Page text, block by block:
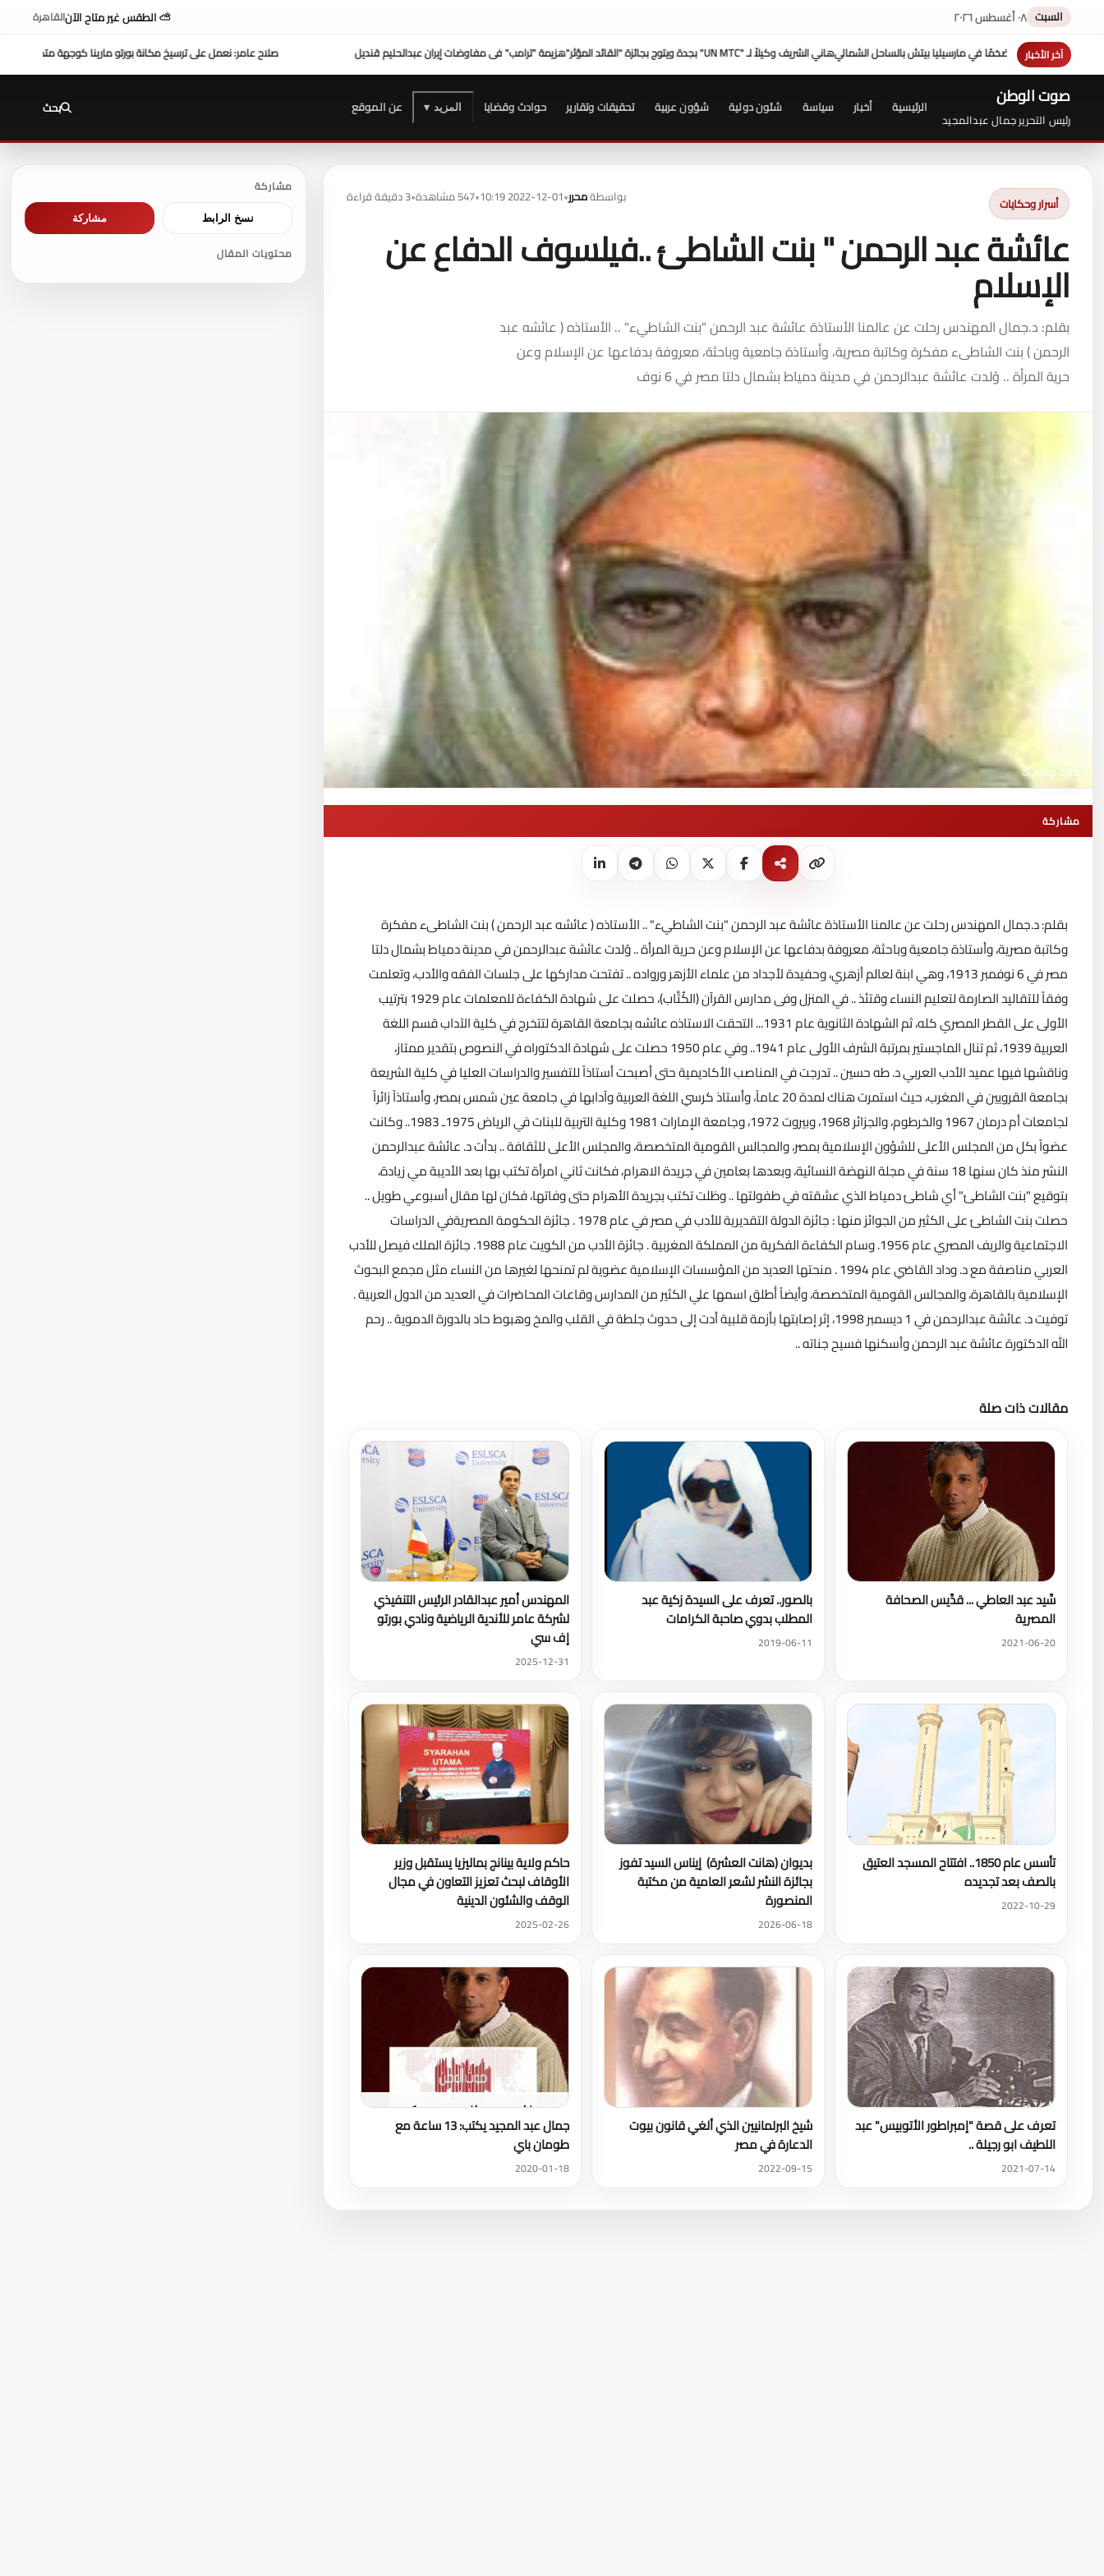
السبت ٠٨ أغسطس ٢٠٢٦ ⛅ الطقس غير متاح الآنالقاهرة
آخر الأخبار
للتيسير علي المواطنين ...وزيرعزاء واجب ..صلاح عامر: نعمل على ترسيخ مكانة بورتو مارينا كوجهة متكاملة لسياحة اليخوت في مصرهزيمة "ترامب" فى مفاوضات إيران عبدالحليم قنديل هاني الشريف وكيلاً لـ "UN MTC" بجدة ويتوج بجائزة "القائد المؤثر"
صوت الوطن
رئيس التحرير جمال عبدالمجيد
الرئيسية أخبار سياسة شئون دولية شؤون عربية تحقيقات وتقارير حوادث وقضايا المزيد ▾ عن الموقع بحث
أسرار وحكايات بواسطةمحرر•
2022-12-01 10:19
•547 مشاهدة •3 دقيقة قراءة
عائشة عبد الرحمن " بنت الشاطئ ..فيلسوف الدفاع عن
الإسلام
بقلم: د.جمال المهندس رحلت عن عالمنا الأستاذة عائشة عبد الرحمن "بنت الشاطيء" .. الأستاذه ( عائشه عبد
الرحمن ) بنت الشاطىء مفكرة وكاتبة مصرية، وأستاذة جامعية وباحثة، معروفة بدفاعها عن الإسلام وعن
حرية المرأة .. وُلدت عائشة عبدالرحمن في مدينة دمياط بشمال دلتا مصر في 6 نوف
صورة توضيحية
مشاركة
بقلم: د.جمال المهندس رحلت عن عالمنا الأستاذة عائشة عبد الرحمن "بنت الشاطيء" .. الأستاذه ( عائشه عبد الرحمن ) بنت الشاطىء مفكرة
وكاتبة مصرية، وأستاذة جامعية وباحثة، معروفة بدفاعها عن الإسلام وعن حرية المرأة .. وُلدت عائشة عبدالرحمن في مدينة دمياط بشمال دلتا
مصر في 6 نوفمبر 1913، وهي ابنة لعالم أزهري، وحفيدة لأجداد من علماء الأزهر ورواده .. تفتحت مداركها على جلسات الفقه والأدب، وتعلمت
وفقاً للتقاليد الصارمة لتعليم النساء وقتئذ .. في المنزل وفى مدارس القرآن (الكٌتَّاب)، حصلت على شهادة الكفاءة للمعلمات عام 1929 بترتيب
الأولى على القطر المصري كله، ثم الشهادة الثانوية عام 1931... التحقت الاستاذه عائشه بجامعة القاهرة لتتخرج في كلية الآداب قسم اللغة
العربية 1939، ثم تنال الماجستير بمرتبة الشرف الأولى عام 1941.. وفي عام 1950 حصلت على شهادة الدكتوراه في النصوص بتقدير ممتاز،
وناقشها فيها عميد الأدب العربي د. طه حسين .. تدرجت في المناصب الأكاديمية حتى أصبحت أستاذاً للتفسير والدراسات العليا في كلية الشريعة
بجامعة القرويين في المغرب، حيث استمرت هناك لمدة 20 عاماً، وأستاذ كرسي اللغة العربية وآدابها في جامعة عين شمس بمصر، وأستاذاً زائراً
لجامعات أم درمان 1967 والخرطوم، والجزائر 1968، وبيروت 1972، وجامعة الإمارات 1981 وكلية التربية للبنات في الرياض 1975ـ 1983.. وكانت
عضواً بكل من المجلس الأعلى للشؤون الإسلامية بمصر، والمجالس القومية المتخصصة، والمجلس الأعلى للثقافة .. بدأت د. عائشة عبدالرحمن
النشر منذ كان سنها 18 سنة في مجلة النهضة النسائية، وبعدها بعامين في جريدة الاهرام، فكانت ثاني امرأة تكتب بها بعد الأديبة مي زيادة،
بتوقيع "بنت الشاطئ" أي شاطئ دمياط الذي عشقته في طفولتها .. وظلت تكتب بجريدة الأهرام حتى وفاتها، فكان لها مقال أسبوعي طويل ..
حصلت بنت الشاطئ على الكثير من الجوائز منها : جائزة الدولة التقديرية للأدب في مصر في عام 1978 . جائزة الحكومة المصريةفي الدراسات
الاجتماعية والريف المصري عام 1956. وسام الكفاءة الفكرية من المملكة المغربية . جائزة الأدب من الكويت عام 1988. جائزة الملك فيصل للأدب
العربي مناصفة مع د. وداد القاضي عام 1994 . منحتها العديد من المؤسسات الإسلامية عضوية لم تمنحها لغيرها من النساء مثل مجمع البحوث
الإسلامية بالقاهرة، والمجالس القومية المتخصصة، وأيضاً أَطلق اسمها علي الكثير من المدارس وقاعات المحاضرات في العديد من الدول العربية .
توفيت د. عائشة عبدالرحمن في 1 ديسمبر 1998، إثر إصابتها بأزمة قلبية أدت إلى حدوث جلطة في القلب والمخ وهبوط حاد بالدورة الدموية .. رحم
الله الدكتورة عائشة عبد الرحمن وأسكنها فسيح جناته ..
مقالات ذات صلة
سِّيد عبد العاطي ... قدِّيس الصحافة
المصرية
2021-06-20
بالصور.. تعرف على السيدة زكية عبد
المطلب بدوي صاحبة الكرامات
2019-06-11
المهندس أمير عبدالقادر الرئيس التنفيذي
لشركة عامر للأندية الرياضية ونادي بورتو
إف سي
2025-12-31
تأسس عام 1850.. افتتاح المسجد العتيق
بالصف بعد تجديده
2022-10-29
بديوان (هانت العشرة) إيناس السيد تفوز
بجائزة النشر لشعر العامية من مكتبة
المنصورة
2026-06-18
حاكم ولاية بينانج بماليزيا يستقبل وزير
الأوقاف لبحث تعزيز التعاون في مجال
الوقف والشئون الدينية
2025-02-26
تعرف على قصة "إمبراطور الأتوبيس" عبد
اللطيف ابو رجيلة ..
2021-07-14
شيخ البرلمانيين الذي ألغي قانون بيوت
الدعارة في مصر
2022-09-15
جمال عبد المجيد يكتب: 13 ساعة مع
طومان باي
2020-01-18
مشاركة
نسخ الرابط مشاركة
محتويات المقال